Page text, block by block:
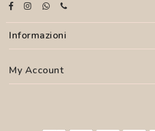
Informazioni
My Account